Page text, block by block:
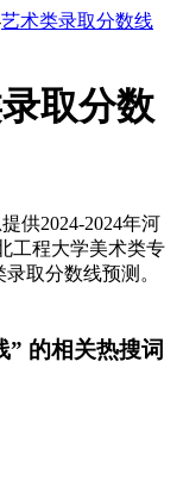
艺术类录取分数线
取分数
供2024-2024年河
工程大学美术类专
取分数线预测。
” 的相关热搜词